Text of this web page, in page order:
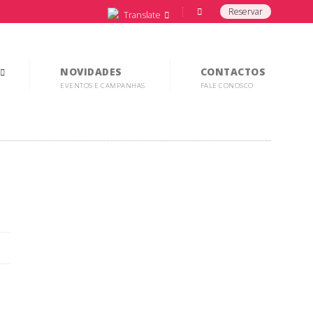
Reservar
Translate
NOVIDADES
EVENTOS E CAMPANHAS
CONTACTOS
FALE CONOSCO